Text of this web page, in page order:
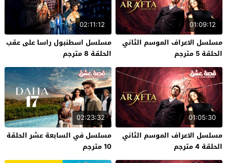
01:09:12
مسلسل الاعراف الموسم الثاني
الحلقة 5 مترجم
02:11:12
مسلسل اسطنبول راسا على عقب
الحلقة 8 مترجم
01:05:30
مسلسل الاعراف الموسم الثاني
الحلقة 4 مترجم
02:23:32
مسلسل في السابعة عشر الحلقة
10 مترجم